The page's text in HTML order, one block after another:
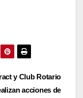
y Club Rotario
acciones de